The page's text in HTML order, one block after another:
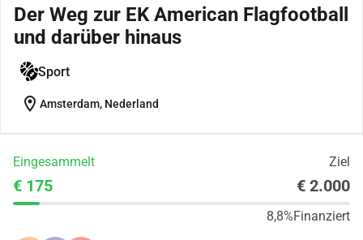
Der Weg zur EK American Flagfootball
und darüber hinaus
Sport
location_on Amsterdam, Nederland
Eingesammelt Ziel
€ 175 € 2.000
8,8%Finanziert